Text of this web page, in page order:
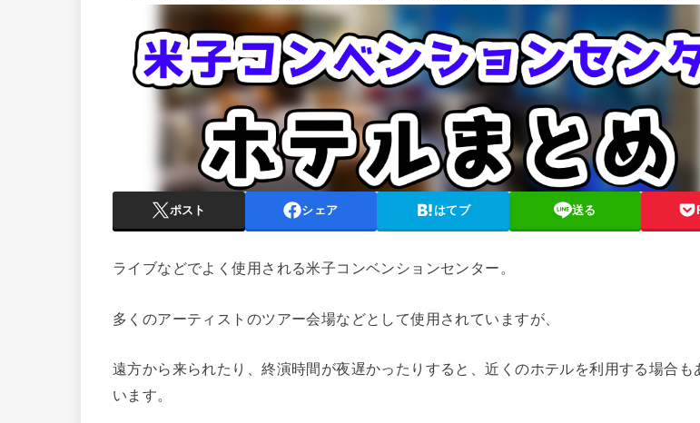
ポスト シェア はてブ 送る
ライブなどでよく使用される米子コンベンションセンター。
多くのアーティストのツアー会場などとして使用されていますが、
遠方から来られたり、終演時間が夜遅かったりすると、近くのホテルを利用する場合も
います。